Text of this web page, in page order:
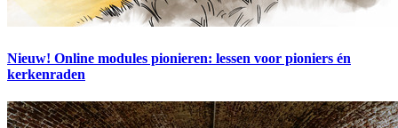
Nieuw! Online modules pionieren: lessen voor pioniers én
kerkenraden